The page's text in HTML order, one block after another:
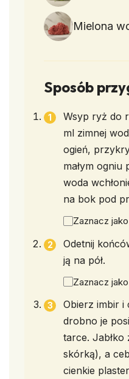
Mielona
Sposób
Wsyp ryż do
ml zimnej
ogień,
małym ogniu
woda
na bok pod
Zaznacz
Odetnij
ją na pół.
Zaznacz
Obierz imbir i
drobno je
tarce.
skórką), a
cienkie